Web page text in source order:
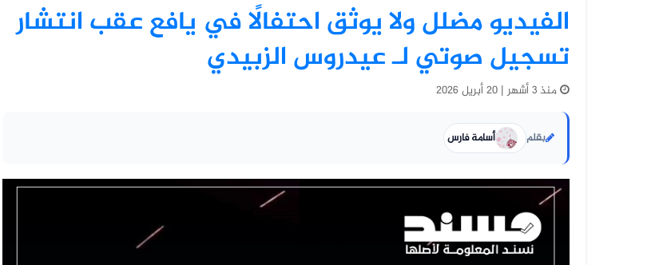
الفيديو مضلل ولا يوثق احتفالًا في يافع عقب انتشار
تسجيل صوتي لـ عيدروس الزبيدي
منذ 3 أشهر | 20 أبريل 2026
بقلم أسامة فارس